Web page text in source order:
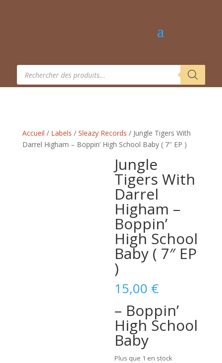
Recherche
produits
Accueil / Labels / Sleazy Records / Jungle Tigers With
Darrel Higham – Boppin’ High School Baby ( 7″ EP )
Jungle
Tigers With
Darrel
Higham –
Boppin’
High School
Baby ( 7″ EP
)
15,00 €
– Boppin’
High School
Baby
Plus que 1 en stock